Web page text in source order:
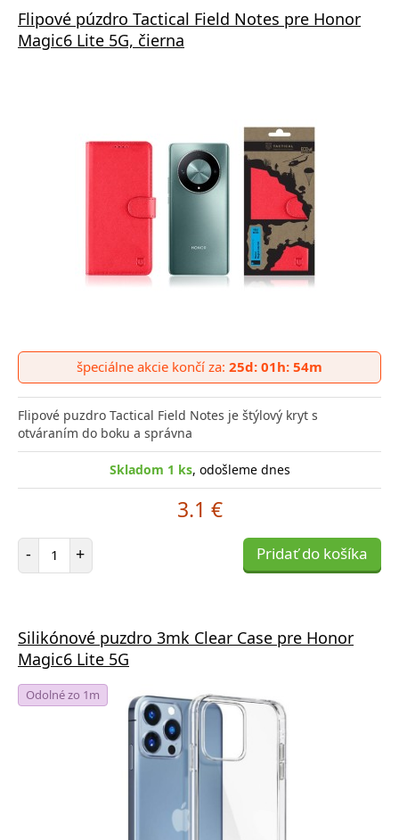
Flipové púzdro Tactical Field Notes pre Honor
Magic6 Lite 5G, čierna
špeciálne akcie končí za: 25d: 01h: 54m
Flipové puzdro Tactical Field Notes je štýlový kryt s
otváraním do boku a správna
Skladom 1 ks, odošleme dnes
3.1 €
- Počet položiek
+ Pridať do košíka
Silikónové puzdro 3mk Clear Case pre Honor
Magic6 Lite 5G
Odolné zo 1m